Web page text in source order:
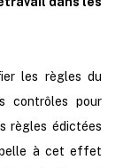
les règles du
contrôles pour
règles édictées
à cet effet